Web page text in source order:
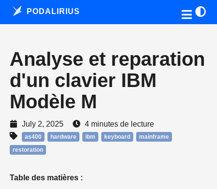
PODALIRIUS
Analyse et reparation
d'un clavier IBM
Modèle M
July 2, 2025 4 minutes de lecture
as400 hardware ibm keyboard
mainframe
restoration
Table des matières :